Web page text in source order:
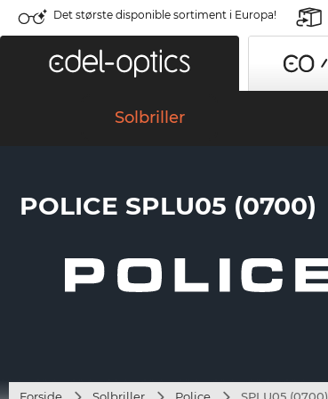
Det største disponible sortiment i Europa!
Solbriller
POLICE SPLU05 (0700)